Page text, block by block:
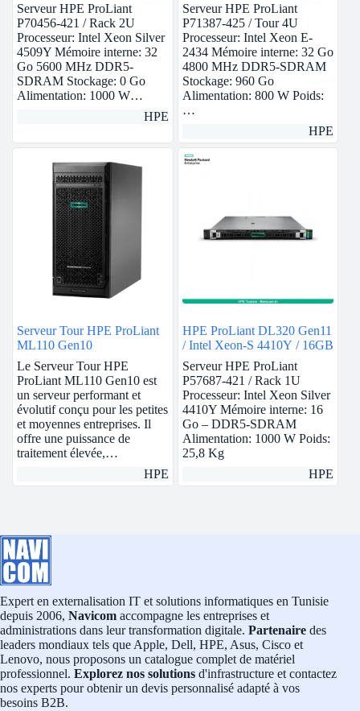
Serveur HPE ProLiant
P70456-421 / Rack 2U
Processeur: Intel Xeon Silver
4509Y Mémoire interne: 32
Go 5600 MHz DDR5-
SDRAM Stockage: 0 Go
Alimentation: 1000 W…
HPE
Serveur HPE ProLiant
P71387-425 / Tour 4U
Processeur: Intel Xeon E-
2434 Mémoire interne: 32 Go
4800 MHz DDR5-SDRAM
Stockage: 960 Go
Alimentation: 800 W Poids:
…
HPE
Serveur Tour HPE ProLiant
ML110 Gen10
Le Serveur Tour HPE
ProLiant ML110 Gen10 est
un serveur performant et
évolutif conçu pour les petites
et moyennes entreprises. Il
offre une puissance de
traitement élevée,…
HPE
HPE ProLiant DL320 Gen11
/ Intel Xeon-S 4410Y / 16GB
Serveur HPE ProLiant
P57687-421 / Rack 1U
Processeur: Intel Xeon Silver
4410Y Mémoire interne: 16
Go – DDR5-SDRAM
Alimentation: 1000 W Poids:
25,8 Kg
HPE
Expert en externalisation IT et solutions informatiques en Tunisie
depuis 2006, Navicom accompagne les entreprises et
administrations dans leur transformation digitale. Partenaire des
leaders mondiaux tels que Apple, Dell, HPE, Asus, Cisco et
Lenovo, nous proposons un catalogue complet de matériel
professionnel. Explorez nos solutions d'infrastructure et contactez
nos experts pour obtenir un devis personnalisé adapté à vos
besoins B2B.